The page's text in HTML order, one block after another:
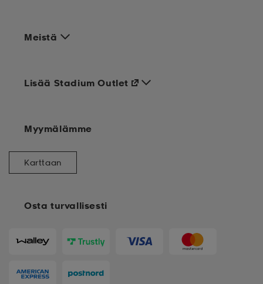
Meistä
Osta turvallisesti
Lisää Stadium Outlet
Myymälämme
Karttaan